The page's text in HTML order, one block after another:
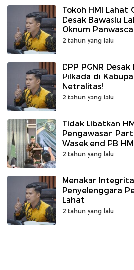
Tokoh HMI Lahat
Desak Bawaslu
Oknum
Kecurangan
2 tahun yang lalu
DPP PGNR
Pilkada di
Netralitas!
2 tahun yang lalu
Tidak Libatkan
Pengawasan
Wasekjend PB
Sentil Kinerja
2 tahun yang lalu
Menakar
Penyelenggara
Lahat
2 tahun yang lalu